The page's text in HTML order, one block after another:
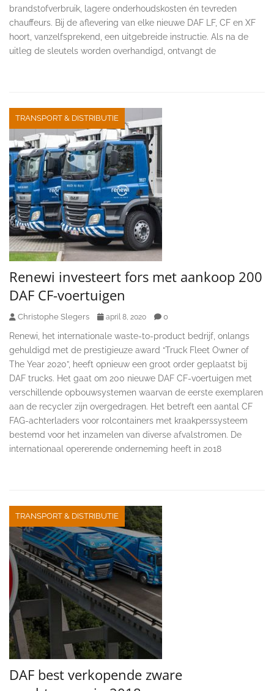
brandstofverbruik, lagere onderhoudskosten én tevreden
chauffeurs. Bij de aflevering van elke nieuwe DAF LF, CF en XF
hoort, vanzelfsprekend, een uitgebreide instructie. Als na de
uitleg de sleutels worden overhandigd, ontvangt de
TRANSPORT & DISTRIBUTIE
Renewi investeert fors met aankoop 200
DAF CF-voertuigen
Christophe Slegers april 8, 2020 0
Renewi, het internationale waste-to-product bedrijf, onlangs
gehuldigd met de prestigieuze award “Truck Fleet Owner of
The Year 2020”, heeft opnieuw een groot order geplaatst bij
DAF trucks. Het gaat om 200 nieuwe DAF CF-voertuigen met
verschillende opbouwsystemen waarvan de eerste exemplaren
aan de recycler zijn overgedragen. Het betreft een aantal CF
FAG-achterladers voor rolcontainers met kraakperssysteem
bestemd voor het inzamelen van diverse afvalstromen. De
internationaal opererende onderneming heeft in 2018
TRANSPORT & DISTRIBUTIE
DAF best verkopende zware